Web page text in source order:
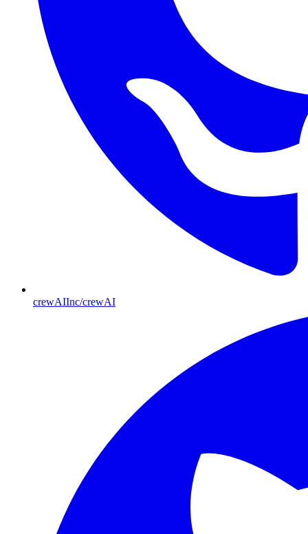
crewAIInc/crewAI